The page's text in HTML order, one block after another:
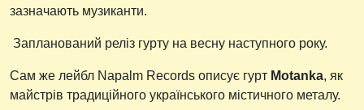
зазначають музиканти.
Запланований реліз гурту на весну наступного року.
Сам же лейбл Napalm Records описує гурт Motanka, як
майстрів традиційного українського містичного металу.